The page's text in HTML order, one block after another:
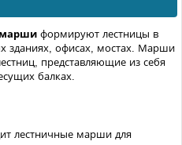
марши формируют лестницы в
зданиях, офисах, мостах. Марши
представляющие из себя
балках.
лестничные марши для